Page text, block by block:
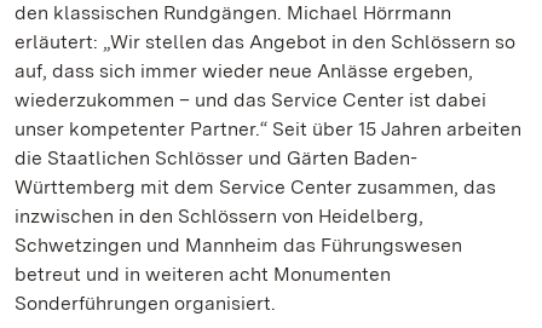
den klassischen Rundgängen. Michael Hörrmann
erläutert: „Wir stellen das Angebot in den Schlössern so
auf, dass sich immer wieder neue Anlässe ergeben,
wiederzukommen – und das Service Center ist dabei
unser kompetenter Partner.“ Seit über 15 Jahren arbeiten
die Staatlichen Schlösser und Gärten Baden-
Württemberg mit dem Service Center zusammen, das
inzwischen in den Schlössern von Heidelberg,
Schwetzingen und Mannheim das Führungswesen
betreut und in weiteren acht Monumenten
Sonderführungen organisiert.